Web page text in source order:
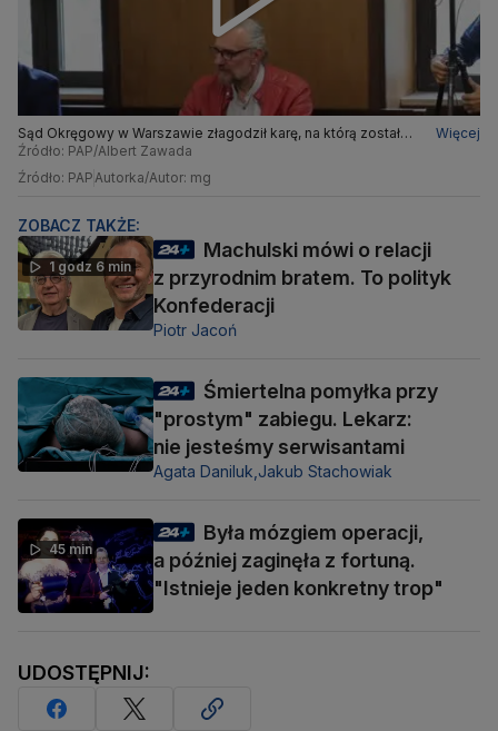
Sąd Okręgowy w Warszawie złagodził karę, na którą został
skazany Mateusz Kijowski
Więcej
Źródło: PAP/Albert Zawada
Źródło: PAPAutorka/Autor: mg
ZOBACZ TAKŻE:
1 godz 6 min
Machulski mówi o relacji
z przyrodnim bratem. To polityk
Konfederacji
Piotr Jacoń
Śmiertelna pomyłka przy
"prostym" zabiegu. Lekarz:
nie jesteśmy serwisantami
Agata Daniluk, Jakub Stachowiak
45 min
Była mózgiem operacji,
a później zaginęła z fortuną.
"Istnieje jeden konkretny trop"
UDOSTĘPNIJ: